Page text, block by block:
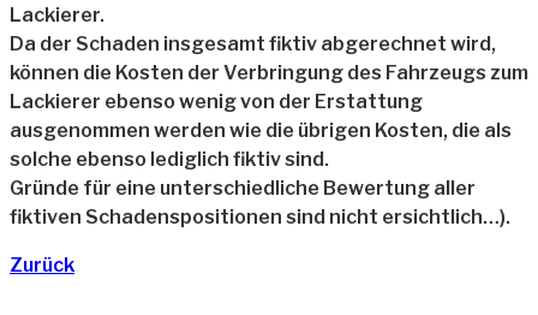
Lackierer.
Da der Schaden insgesamt fiktiv abgerechnet wird,
können die Kosten der Verbringung des Fahrzeugs zum
Lackierer ebenso wenig von der Erstattung
ausgenommen werden wie die übrigen Kosten, die als
solche ebenso lediglich fiktiv sind.
Gründe für eine unterschiedliche Bewertung aller
fiktiven Schadenspositionen sind nicht ersichtlich…).
Zurück